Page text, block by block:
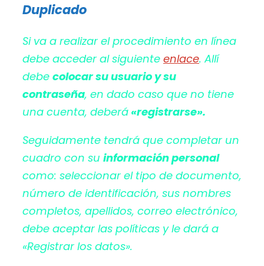
Duplicado
Si va a realizar el procedimiento en línea
debe acceder al siguiente enlace. Allí
debe colocar su usuario y su
contraseña, en dado caso que no tiene
una cuenta, deberá «registrarse».
Seguidamente tendrá que completar un
cuadro con su información personal
como: seleccionar el tipo de documento,
número de identificación, sus nombres
completos, apellidos, correo electrónico,
debe aceptar las políticas y le dará a
«Registrar los datos».